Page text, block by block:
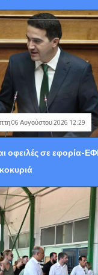
06 Αυγούστου 2026 12:29
οφειλές σε εφορία-